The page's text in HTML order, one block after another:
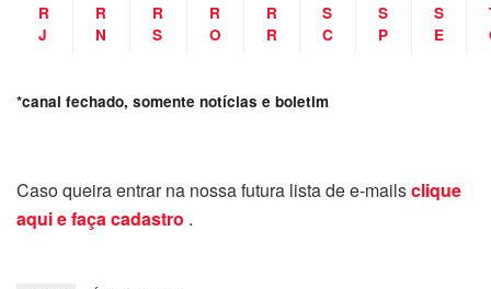
R
J
R
N
R
S
R
O
R
R
S
C
S
P
S
E
*canal fechado, somente notícias e boletim
Caso queira entrar na nossa futura lista de e-mailsclique
aqui e faça cadastro .